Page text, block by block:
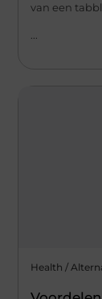
van een
Health /